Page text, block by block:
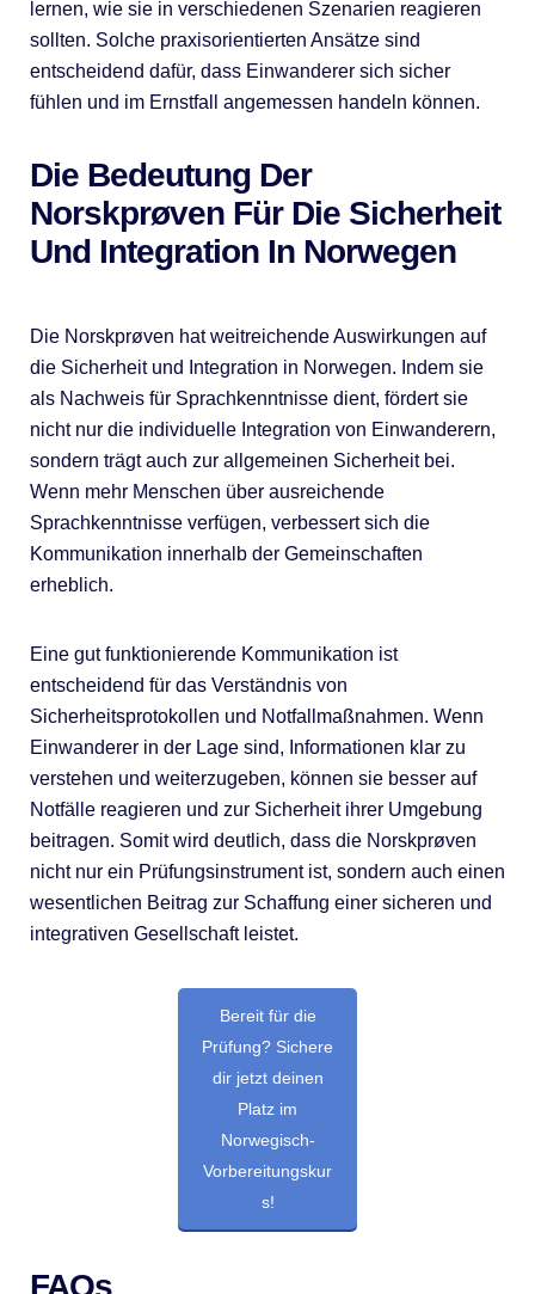
lernen, wie sie in verschiedenen Szenarien reagieren
sollten. Solche praxisorientierten Ansätze sind
entscheidend dafür, dass Einwanderer sich sicher
fühlen und im Ernstfall angemessen handeln können.
Die Bedeutung Der
Norskprøven Für Die Sicherheit
Und Integration In Norwegen
Die Norskprøven hat weitreichende Auswirkungen auf
die Sicherheit und Integration in Norwegen. Indem sie
als Nachweis für Sprachkenntnisse dient, fördert sie
nicht nur die individuelle Integration von Einwanderern,
sondern trägt auch zur allgemeinen Sicherheit bei.
Wenn mehr Menschen über ausreichende
Sprachkenntnisse verfügen, verbessert sich die
Kommunikation innerhalb der Gemeinschaften
erheblich.
Eine gut funktionierende Kommunikation ist
entscheidend für das Verständnis von
Sicherheitsprotokollen und Notfallmaßnahmen. Wenn
Einwanderer in der Lage sind, Informationen klar zu
verstehen und weiterzugeben, können sie besser auf
Notfälle reagieren und zur Sicherheit ihrer Umgebung
beitragen. Somit wird deutlich, dass die Norskprøven
nicht nur ein Prüfungsinstrument ist, sondern auch einen
wesentlichen Beitrag zur Schaffung einer sicheren und
integrativen Gesellschaft leistet.
Bereit für die
Prüfung? Sichere
dir jetzt deinen
Platz im
Norwegisch-
Vorbereitungskur
s!
FAQs